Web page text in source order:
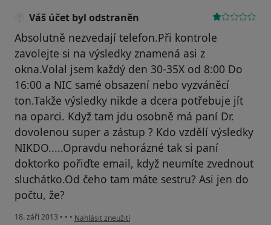
Váš účet byl odstraněn
Absolutně nezvedají telefon.Při kontrole
zavolejte si na výsledky znamená asi z
okna.Volal jsem každý den 30-35X od 8:00 Do
16:00 a NIC samé obsazení nebo vyzváněcí
ton.Takže výsledky nikde a dcera potřebuje jít
na oparci. Když tam jdu osobně má paní Dr.
dovolenou super a zástup ? Kdo vzdělí výsledky
NIKDO.....Opravdu nehorázné tak si paní
doktorko pořiďte email, když neumíte zvednout
sluchátko.Od čeho tam máte sestru? Asi jen do
počtu, že?
18. září 2013 • • • podle názoru uživatele Váš účet byl odstraněn
Nahlásit zneužití